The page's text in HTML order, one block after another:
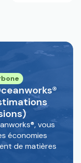
vous
économies
de matières